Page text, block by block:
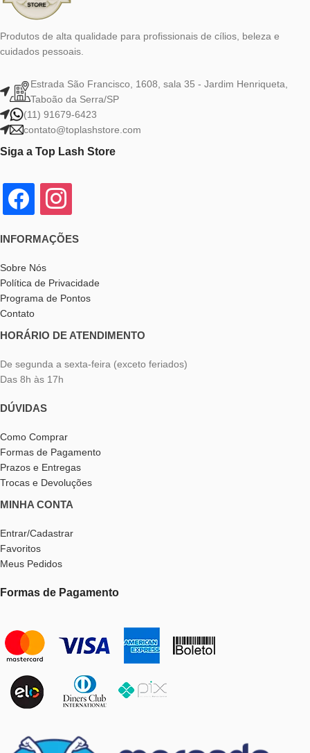
Produtos de alta qualidade para profissionais de cílios, beleza e
cuidados pessoais.
Estrada São Francisco, 1608, sala 35 - Jardim Henriqueta,
Taboão da Serra/SP
(11) 91679-6423
contato@toplashstore.com
Siga a Top Lash Store
INFORMAÇÕES
Sobre Nós
Política de Privacidade
Programa de Pontos
Contato
HORÁRIO DE ATENDIMENTO
De segunda a sexta-feira (exceto feriados)
Das 8h às 17h
DÚVIDAS
Como Comprar
Formas de Pagamento
Prazos e Entregas
Trocas e Devoluções
MINHA CONTA
Entrar/Cadastrar
Favoritos
Meus Pedidos
Formas de Pagamento